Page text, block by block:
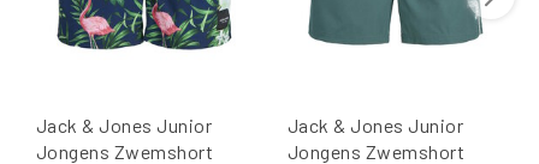
Jack & Jones Junior
Jongens Zwemshort
Jack & Jones Junior
Jongens Zwemshort